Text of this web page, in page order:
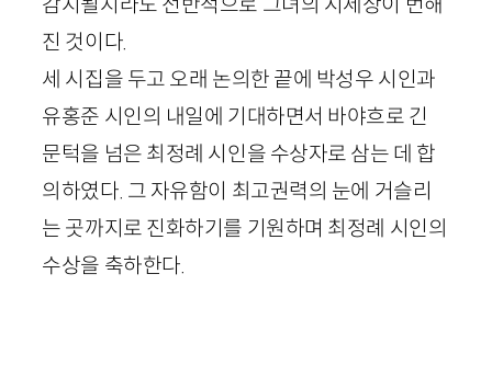
진 것이다.
세 시집을 두고 오래 논의한 끝에 박성우 시인과
유홍준 시인의 내일에 기대하면서 바야흐로 긴
문턱을 넘은 최정례 시인을 수상자로 삼는 데 합
의하였다. 그 자유함이 최고권력의 눈에 거슬리
는 곳까지로 진화하기를 기원하며 최정례 시인의
수상을 축하한다.